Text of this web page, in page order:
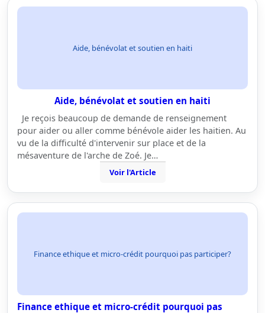
Aide, bénévolat et soutien en haiti
Aide, bénévolat et soutien en haiti
Je reçois beaucoup de demande de renseignement
pour aider ou aller comme bénévole aider les haitien. Au
vu de la difficulté d'intervenir sur place et de la
mésaventure de l'arche de Zoé. Je…
Voir l'Article
Finance ethique et micro-crédit pourquoi pas participer?
Finance ethique et micro-crédit pourquoi pas